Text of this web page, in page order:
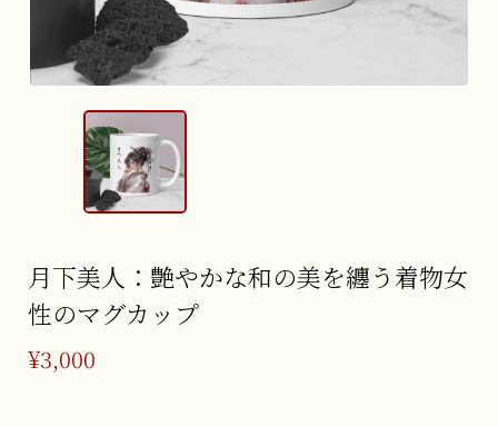
月下美人：艶やかな和の美を纏う着物女
性のマグカップ
¥3,000